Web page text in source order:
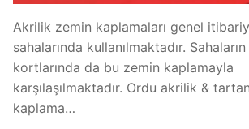
Akrilik zemin kaplamaları genel
sahalarında kullanılmaktadır.
kortlarında da bu zemin kaplamayla
karşılaşılmaktadır. Ordu akrilik &
kaplama…